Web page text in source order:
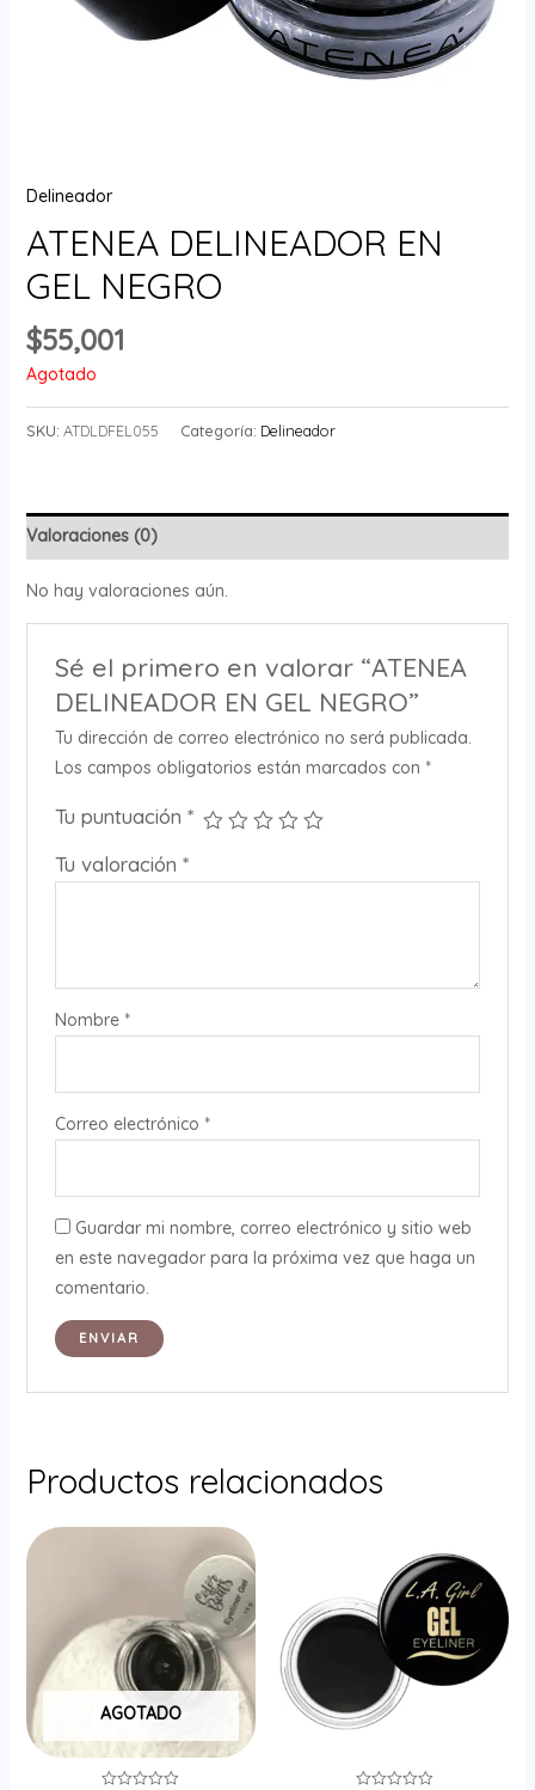
Delineador
ATENEA DELINEADOR EN
GEL NEGRO
$55,001
Agotado
SKU: ATDLDFEL055 Categoría: Delineador
Valoraciones (0)
No hay valoraciones aún.
Sé el primero en valorar “ATENEA
DELINEADOR EN GEL NEGRO”
Tu dirección de correo electrónico no será publicada.
Los campos obligatorios están marcados con *
Tu puntuación *
Tu valoración *
Nombre *
Correo electrónico *
Guardar mi nombre, correo electrónico y sitio web
en este navegador para la próxima vez que haga un
comentario.
Productos relacionados
AGOTADO